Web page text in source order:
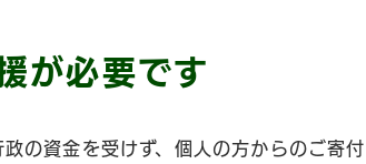
が必要です
の資金を受けず、個人の方からのご寄